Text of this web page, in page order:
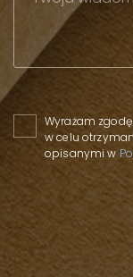
Please leave this
Wyrażam
w celu
opisanymi w